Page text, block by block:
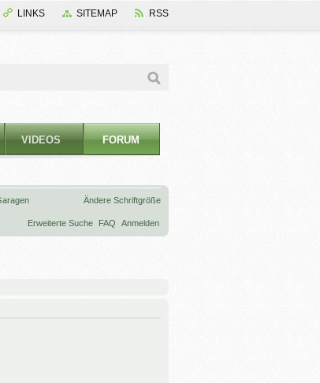
LINKS SITEMAP RSS
VIDEOS FORUM
Ändere Schriftgröße
Erweiterte Suche FAQ Anmelden